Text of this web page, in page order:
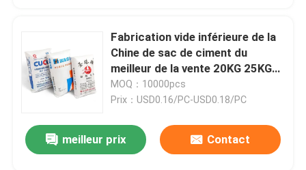
Fabrication vide inférieure de la
Chine de sac de ciment du
meilleur de la vente 20KG 25KG
40KG 50KG pp bloc de valve
MOQ：10000pcs
Prix：USD0.16/PC-USD0.18/PC
meilleur prix Contact